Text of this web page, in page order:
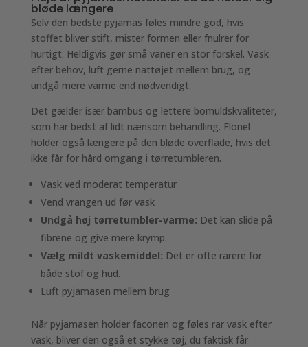
bløde længere
Selv den bedste pyjamas føles mindre god, hvis
stoffet bliver stift, mister formen eller fnulrer for
hurtigt. Heldigvis gør små vaner en stor forskel. Vask
efter behov, luft gerne nattøjet mellem brug, og
undgå mere varme end nødvendigt.
Det gælder især bambus og lettere bomuldskvaliteter,
som har bedst af lidt nænsom behandling. Flonel
holder også længere på den bløde overflade, hvis det
ikke får for hård omgang i tørretumbleren.
Vask ved moderat temperatur
Vend vrangen ud før vask
Undgå høj tørretumbler-varme: Det kan slide på
fibrene og give mere krymp.
Vælg mildt vaskemiddel: Det er ofte rarere for
både stof og hud.
Luft pyjamasen mellem brug
Når pyjamasen holder faconen og føles rar vask efter
vask, bliver den også et stykke tøj, du faktisk får